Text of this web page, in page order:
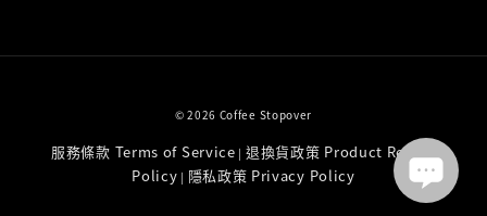
© 2026 Coffee Stopover
服務條款 Terms of Service | 退換貨政策 Product Return
Policy | 隱私政策 Privacy Policy